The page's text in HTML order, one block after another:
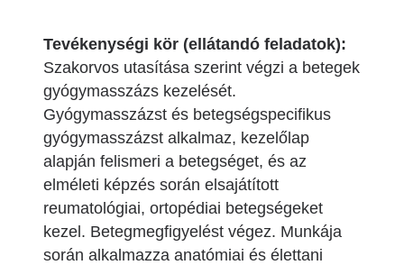
Tevékenységi kör (ellátandó feladatok):
Szakorvos utasítása szerint végzi a betegek
gyógymasszázs kezelését.
Gyógymasszázst és betegségspecifikus
gyógymasszázst alkalmaz, kezelőlap
alapján felismeri a betegséget, és az
elméleti képzés során elsajátított
reumatológiai, ortopédiai betegségeket
kezel. Betegmegfigyelést végez. Munkája
során alkalmazza anatómiai és élettani